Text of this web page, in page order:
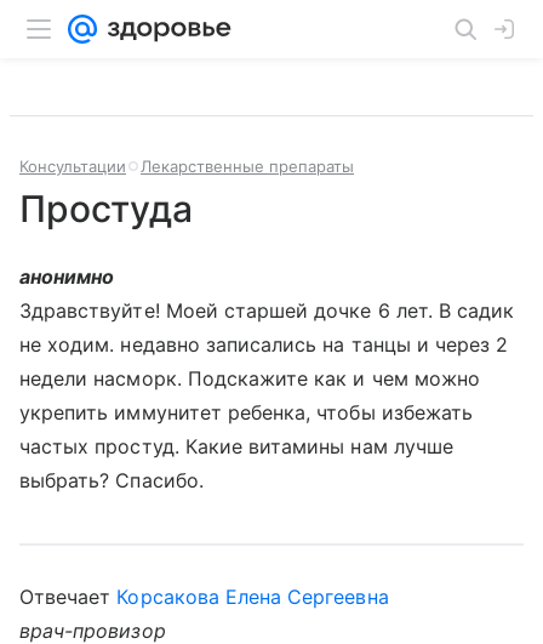
Консультации Лекарственные препараты
Простуда
анонимно
Здравствуйте! Моей старшей дочке 6 лет. В садик
не ходим. недавно записались на танцы и через 2
недели насморк. Подскажите как и чем можно
укрепить иммунитет ребенка, чтобы избежать
частых простуд. Какие витамины нам лучше
выбрать? Спасибо.
Отвечает Корсакова Елена Сергеевна
врач-провизор